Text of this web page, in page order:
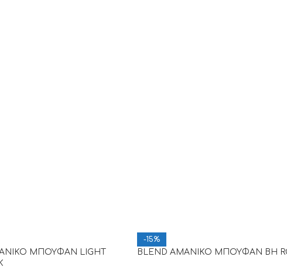
ΜΠΟΥΦΑΝ LIGHT
-15%
BLEND AMANIKO ΜΠΟΥΦΑΝ BH